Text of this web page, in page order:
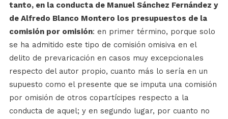
tanto, en la conducta de Manuel Sánchez Fernández y
de Alfredo Blanco Montero los presupuestos de la
comisión por omisión: en primer término, porque solo
se ha admitido este tipo de comisión omisiva en el
delito de prevaricación en casos muy excepcionales
respecto del autor propio, cuanto más lo sería en un
supuesto como el presente que se imputa una comisión
por omisión de otros copartícipes respecto a la
conducta de aquel; y en segundo lugar, por cuanto no